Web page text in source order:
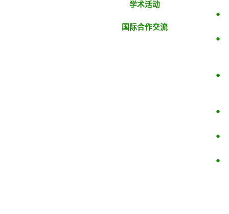
学术活动
国际合作交流
●
●
●
●
●
●